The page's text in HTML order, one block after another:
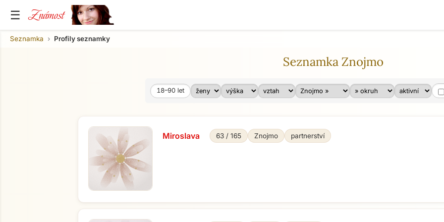
☰ Známost
Seznamka Profily seznamky
Seznamka Znojmo
Věk od
Věk do
18–90 let
Miroslava 63 / 165 Znojmo partnerství